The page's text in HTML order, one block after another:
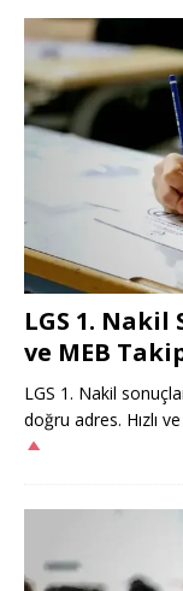
LGS 1. Nakil
ve MEB
LGS 1. Nakil
doğru adres. Hızlı